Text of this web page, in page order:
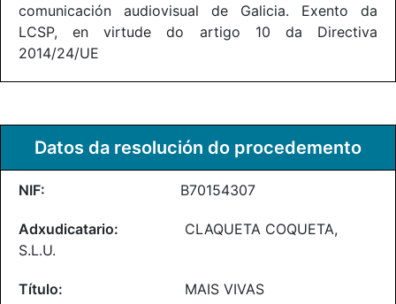
comunicación audiovisual de Galicia. Exento da
LCSP, en virtude do artigo 10 da Directiva
2014/24/UE
Datos da resolución do procedemento
B70154307
CLAQUETA COQUETA,
S.L.U.
MAIS VIVAS